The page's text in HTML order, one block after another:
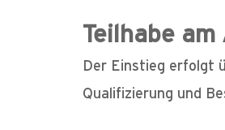
Teilhabe
Der Einstieg erfolgt
Qualifizierung und